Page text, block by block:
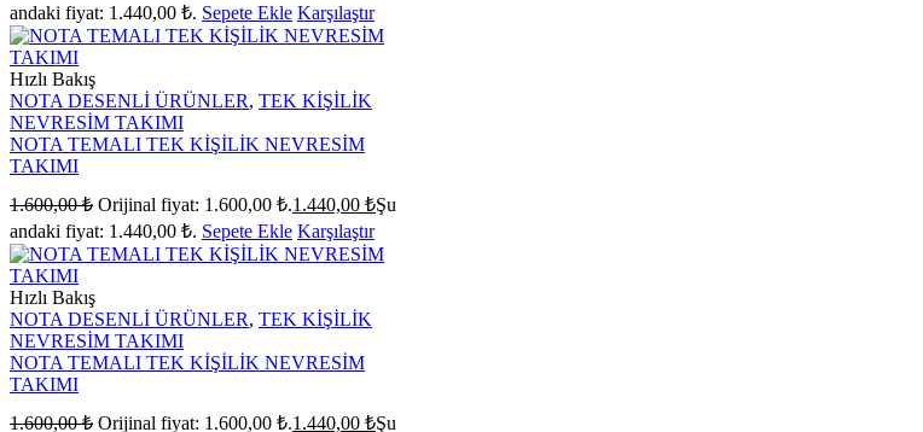
andaki fiyat: 1.440,00 ₺. Sepete Ekle Karşılaştır
Hızlı Bakış
NOTA DESENLİ ÜRÜNLER, TEK KİŞİLİK
NEVRESİM TAKIMI
NOTA TEMALI TEK KİŞİLİK NEVRESİM
TAKIMI
1.600,00₺ Orijinal fiyat: 1.600,00 ₺.1.440,00 ₺Şu
andaki fiyat: 1.440,00 ₺. Sepete Ekle Karşılaştır
Hızlı Bakış
NOTA DESENLİ ÜRÜNLER, TEK KİŞİLİK
NEVRESİM TAKIMI
NOTA TEMALI TEK KİŞİLİK NEVRESİM
TAKIMI
1.600,00₺ Orijinal fiyat: 1.600,00 ₺.1.440,00 ₺Şu